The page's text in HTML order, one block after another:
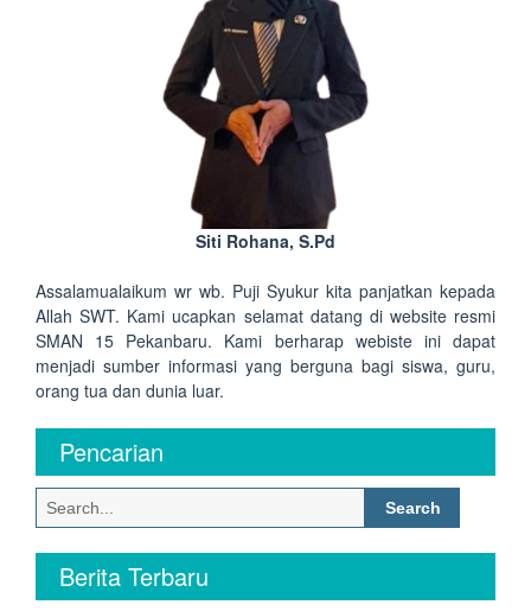
Siti Rohana, S.Pd
Assalamualaikum wr wb. Puji Syukur kita panjatkan kepada
Allah SWT. Kami ucapkan selamat datang di website resmi
SMAN 15 Pekanbaru. Kami berharap webiste ini dapat
menjadi sumber informasi yang berguna bagi siswa, guru,
orang tua dan dunia luar.
Pencarian
Search
for:
Berita Terbaru